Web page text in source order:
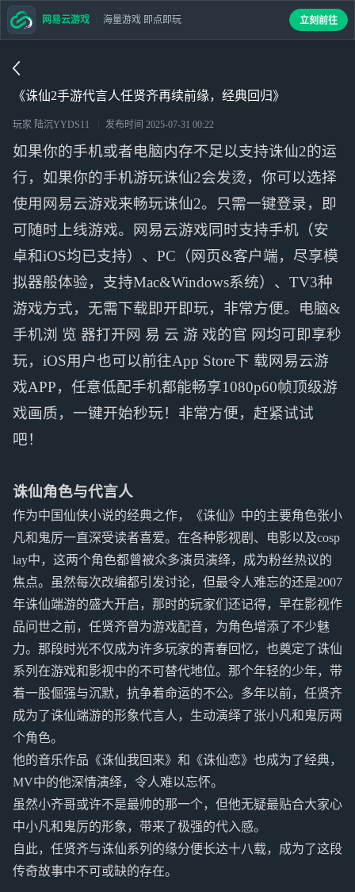
《诛仙2手游代言人任贤齐再续前缘，经典回归》
玩家 陆沉YYDS11 发布时间 2025-07-31 00:22
如果你的手机或者电脑内存不足以支持诛仙2的运
行，如果你的手机游玩诛仙2会发烫，你可以选择
使用网易云游戏来畅玩诛仙2。只需一键登录，即
可随时上线游戏。网易云游戏同时支持手机（安
卓和iOS均已支持）、PC（网页&客户端，尽享模
拟器般体验，支持Mac&Windows系统）、TV3种
游戏方式，无需下载即开即玩，非常方便。电脑&
手机浏 览 器打开网 易 云 游 戏的官 网均可即享秒
玩，iOS用户也可以前往App Store下 载网易云游
戏APP，任意低配手机都能畅享1080p60帧顶级游
戏画质，一键开始秒玩！非常方便，赶紧试试
吧！
诛仙角色与代言人
作为中国仙侠小说的经典之作，《诛仙》中的主要角色张小
凡和鬼厉一直深受读者喜爱。在各种影视剧、电影以及cosp
lay中，这两个角色都曾被众多演员演绎，成为粉丝热议的
焦点。虽然每次改编都引发讨论，但最令人难忘的还是2007
年诛仙端游的盛大开启，那时的玩家们还记得，早在影视作
品问世之前，任贤齐曾为游戏配音，为角色增添了不少魅
力。那段时光不仅成为许多玩家的青春回忆，也奠定了诛仙
系列在游戏和影视中的不可替代地位。那个年轻的少年，带
着一股倔强与沉默，抗争着命运的不公。多年以前，任贤齐
成为了诛仙端游的形象代言人，生动演绎了张小凡和鬼厉两
个角色。
他的音乐作品《诛仙我回来》和《诛仙恋》也成为了经典，
MV中的他深情演绎，令人难以忘怀。
虽然小齐哥或许不是最帅的那一个，但他无疑最贴合大家心
中小凡和鬼厉的形象，带来了极强的代入感。
自此，任贤齐与诛仙系列的缘分便长达十八载，成为了这段
传奇故事中不可或缺的存在。
网易云游戏 海量游戏 即点即玩 立刻前往